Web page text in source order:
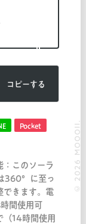
コピーする
Pocket
：このソーラ
360°に至っ
できます。電
間使用可
（14時間使用
© 2026 MOOOII.